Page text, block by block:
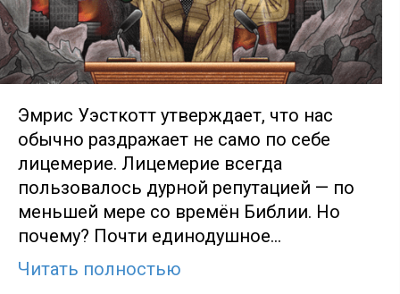
Эмрис Уэсткотт утверждает, что нас
обычно раздражает не само по себе
лицемерие. Лицемерие всегда
пользовалось дурной репутацией — по
меньшей мере со времён Библии. Но
почему? Почти единодушное…
Читать полностью